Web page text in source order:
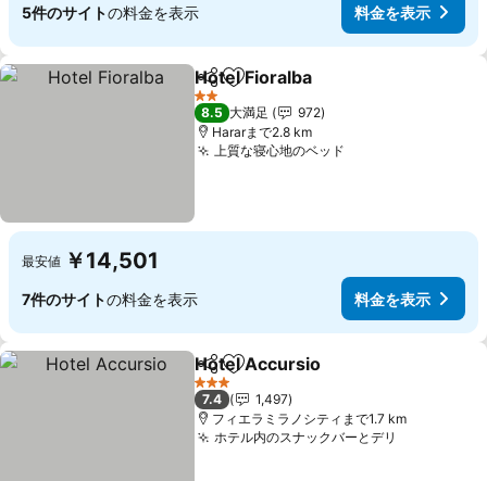
5件のサイトの料金を表示 料金を表示
シェアお気に入りに追加
Hotel Fioralba
2 ホテルのランク
8.5 大満足
972
Hararまで2.8 km
上質な寝心地のベッド
最安値 ￥14,501
7件のサイトの料金を表示 料金を表示
シェアお気に入りに追加
Hotel Accursio
3 ホテルのランク
7.4
1,497
フィエラミラノシティまで1.7 km
ホテル内のスナックバーとデリ